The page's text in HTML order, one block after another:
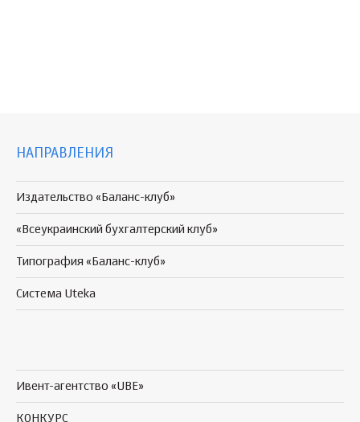
НАПРАВЛЕНИЯ
Издательство «Баланс-клуб»
«Всеукраинский бухгалтерский клуб»
Типография «Баланс-клуб»
Система Uteka
Ивент-агентство «UBE»
КОНКУРС